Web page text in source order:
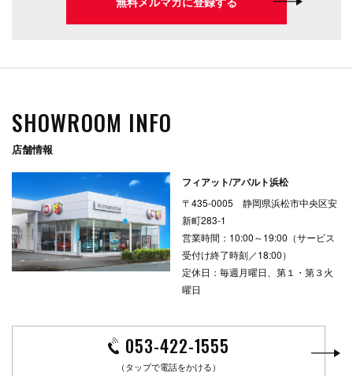
SHOWROOM INFO
店舗情報
フィアット/アバルト浜松
〒435-0005 静岡県浜松市中央区安
新町283-1
営業時間：10:00～19:00（サービス
受付け終了時刻／18:00）
定休日：毎週月曜日、第１・第３火
曜日
053-422-1555
（タップで電話をかける）